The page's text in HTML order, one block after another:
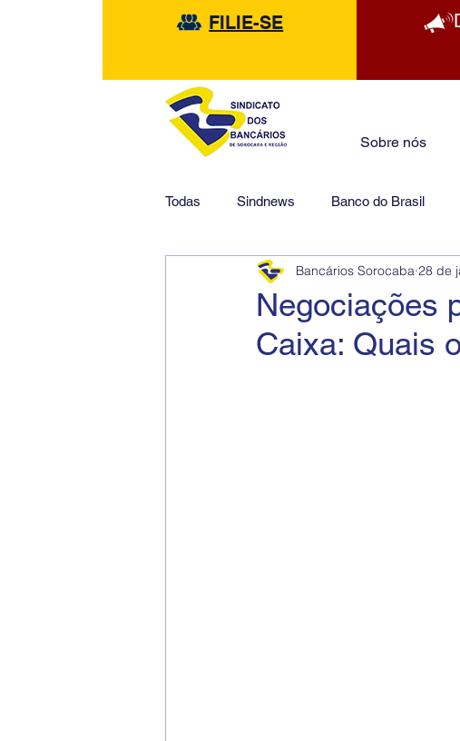
FILIE-SE
Sobre nós
Todas Sindnews Banco do Brasil
HSBC Financeiras
Negociações
Caixa: Quais
Bancários Sorocaba 28 de